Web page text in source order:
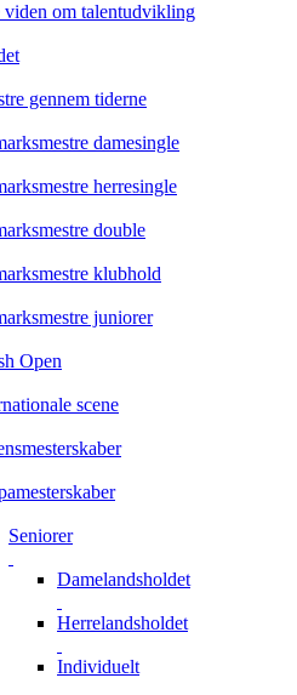
viden om talentudvikling
gennem tiderne
damesingle
herresingle
double
klubhold
juniorer
Open
scene
Seniorer
Damelandsholdet
Herrelandsholdet
Individuelt